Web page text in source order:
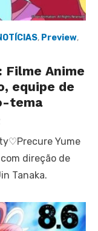
, Preview,
Anime
equipe de
tema
Yume
direção de
Tanaka.